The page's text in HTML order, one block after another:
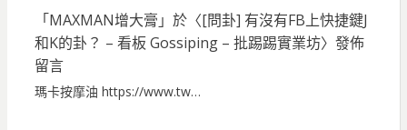
「MAXMAN增大膏 」於〈[問卦] 有沒有FB上快捷鍵J
和K的卦？ – 看板 Gossiping – 批踢踢實業坊〉發佈
留言
瑪卡按摩油 https://www.tw…